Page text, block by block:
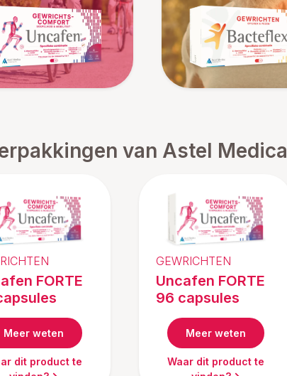
van Astel Medica
FORTE
Meer weten
dit product te
GEWRICHTEN
Uncafen FORTE
96 capsules
Meer weten
Waar dit product te